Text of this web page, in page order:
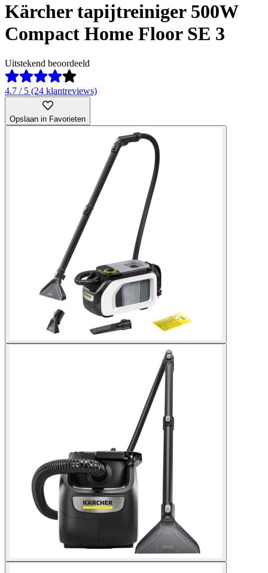
Kärcher tapijtreiniger 500W
Compact Home Floor SE 3
Uitstekend beoordeeld
4.7 / 5 (24 klantreviews)
Opslaan in Favorieten